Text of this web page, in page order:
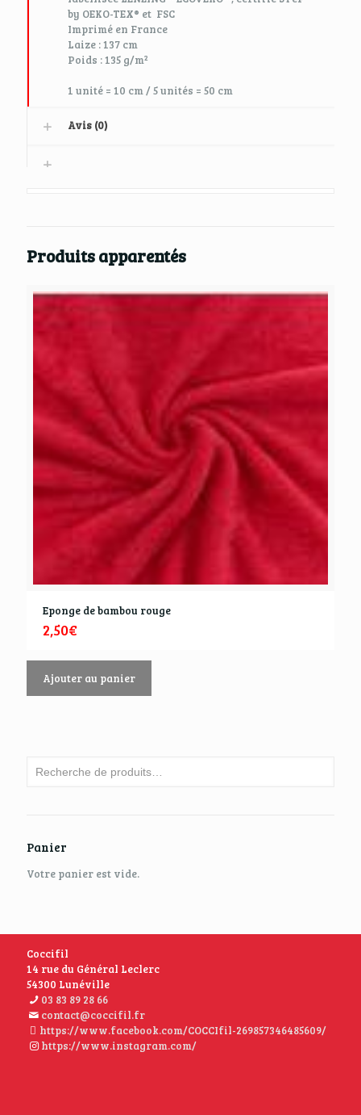
by OEKO-TEX® et FSC
Imprimé en France
Laize : 137 cm
Poids : 135 g/m²
1 unité = 10 cm / 5 unités = 50 cm
Avis (0)
Produits apparentés
Eponge de bambou rouge
2,50€
Ajouter au panier
Panier
Votre panier est vide.
Coccifil
14 rue du Général Leclerc
54300 Lunéville
03 83 89 28 66
contact@coccifil.fr
https://www.facebook.com/COCCIfil-269857346485609/
https://www.instagram.com/